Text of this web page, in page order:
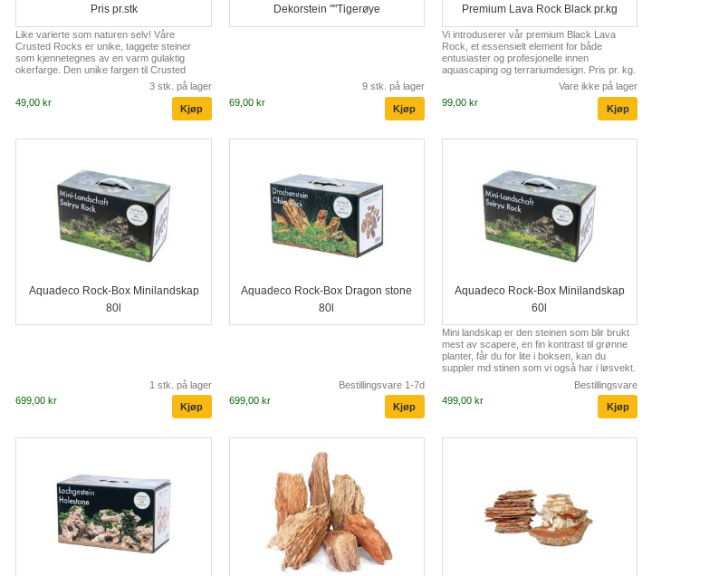
Pris pr.stk
Like varierte som naturen selv! Våre
Crusted Rocks er unike, taggete steiner
som kjennetegnes av en varm gulaktig
okerfarge. Den unike fargen til Crusted
Rocks bringer naturens skjønnhet direkte
inn i akvariet ditt. De gulaktige og
okerfargede tonene harmonerer perfekt med
ulike planter og dyr du holder i akvariet ditt.
terrarier. Enten du holder eksotiske fisker
3 stk. på lager
49,00 kr
Dekorstein ""Tigerøye
9 stk. på lager
69,00 kr
Premium Lava Rock Black pr.kg
Vi introduserer vår premium Black Lava
Rock, et essensielt element for både
entusiaster og profesjonelle innen
aquascaping og terrariumdesign. Pris pr. kg.
Vare ikke på lager
99,00 kr
Aquadeco Rock-Box Minilandskap
80l
1 stk. på lager
699,00 kr
Aquadeco Rock-Box Dragon stone
80l
Bestillingsvare 1-7d
699,00 kr
Aquadeco Rock-Box Minilandskap
60l
Mini landskap er den steinen som blir brukt
mest av scapere, en fin kontrast til grønne
planter, får du for lite i boksen, kan du
suppler md stinen som vi også har i løsvekt.
Bestillingsvare
499,00 kr